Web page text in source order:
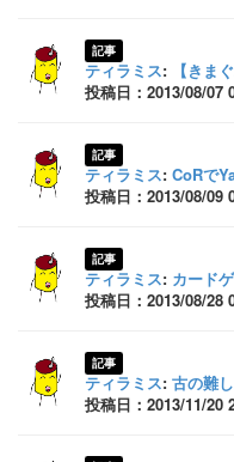
記事
ティラミス:
【きま
投稿日：2013/08/07
記事
ティラミス: CoRで
投稿日：2013/08/09
記事
ティラミス: カード
投稿日：2013/08/28
記事
ティラミス: 古の難
投稿日：2013/11/20